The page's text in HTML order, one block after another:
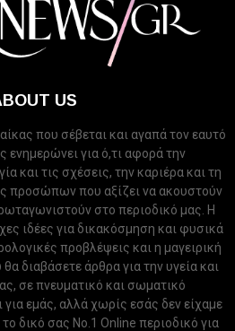
US
που σέβεται και αγαπά τον εαυτό
ενημερώνει για ό,τι αφορά την
και τις σχέσεις, την καριέρα και τη
προσώπων που αξίζει να ακουστούν
στο περιοδικό μας. Η
ιδέες για δικακόσμηση και φυσικά
προβλέψεις και η μαγειρική
διαβάσετε άρθρα για την υγεία και
σε πνευματικό και σωματικό
για εμάς, αλλά χωρίς εσάς δεν είχαμε
δικό σας Νo.1 Online περιοδικό για